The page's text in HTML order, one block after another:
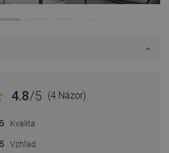
4.8/5 (4 Názor)
Kvalita
Vzhľad